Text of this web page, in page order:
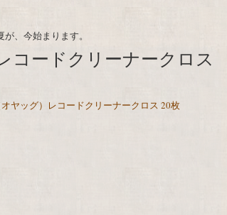
、今始まります。
コードクリーナークロス
オヤッグ）レコードクリーナークロス 20枚